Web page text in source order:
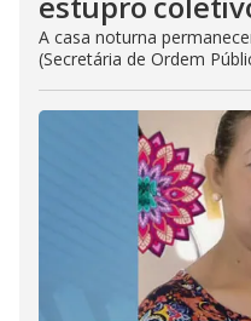
A casa noturna
(Secretária de Ordem